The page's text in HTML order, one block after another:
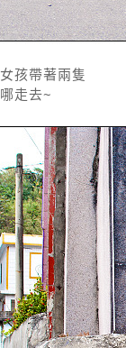
孩帶著兩隻
走去~